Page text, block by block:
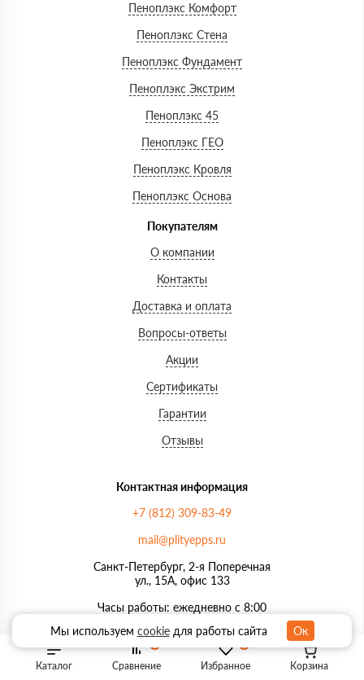
Каталог Избранное
Сравнение Корзина
Пеноплэкс Комфорт
Пеноплэкс Стена
Пеноплэкс Фундамент
Пеноплэкс Экстрим
Пеноплэкс 45
Пеноплэкс ГЕО
Пеноплэкс Кровля
Пеноплэкс Основа
Покупателям
О компании
Контакты
Доставка и оплата
Вопросы-ответы
Акции
Сертификаты
Гарантии
Отзывы
Контактная информация
+7 (812) 309-83-49
mail@plityepps.ru
Санкт-Петербург, 2-я Поперечная
ул., 15А, офис 133
Часы работы: ежедневно с 8:00
Мы в соц. сетях
Мы используем cookieдля работы сайта Ок